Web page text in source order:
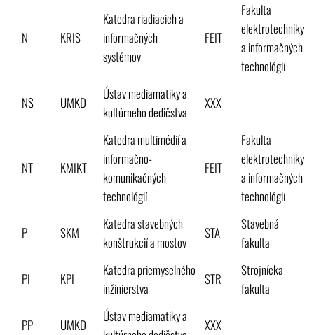
N KRIS
Katedra riadiacich a
informačných
systémov
FEIT
Fakulta
elektrotechniky
a informačných
technológií
NS UMKD
Ústav mediamatiky a
kultúrneho dedičstva
XXX
NT KMIKT
Katedra multimédií a
informačno-
komunikačných
technológií
FEIT
Fakulta
elektrotechniky
a informačných
technológií
P SKM
Katedra stavebných
konštrukcií a mostov
STA
Stavebná
fakulta
PI KPI
Katedra priemyselného
inžinierstva
STR
Strojnícka
fakulta
PP UMKD
Ústav mediamatiky a
XXX